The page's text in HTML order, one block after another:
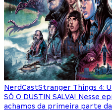
NerdCastStranger Things 4:
SÓ O DUSTIN SALVA! Nesse
achamos da primeira parte